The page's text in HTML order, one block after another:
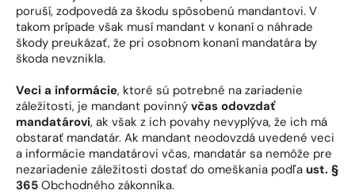
poruší, zodpovedá za škodu spôsobenú mandantovi. V
takom prípade však musí mandant v konaní o náhrade
škody preukázať, že pri osobnom konaní mandatára by
škoda nevznikla.
Veci a informácie, ktoré sú potrebné na zariadenie
záležitosti, je mandant povinný včas odovzdať
mandatárovi, ak však z ich povahy nevyplýva, že ich má
obstarať mandatár. Ak mandant neodovzdá uvedené veci
a informácie mandatárovi včas, mandatár sa nemôže pre
nezariadenie záležitosti dostať do omeškania podľa ust. §
365 Obchodného zákonníka.